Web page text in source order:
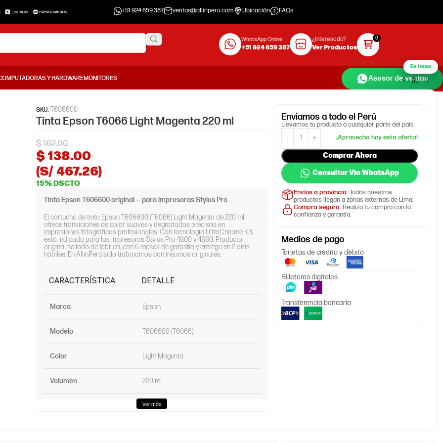
+51 924 659 387 ventas@allinperu.com Ubicación FAQs
WhatsApp Online
+51 924 659 387
¿Interesado?
Ver Productos
Y HARDWAREMONITORES
En línea
Asesor de ventas
SKU:T606600
Tinta Epson T6066 Light Magenta 220 ml
$162.00
$138.00
(S/ 467.26)
15% DSCTO
Tinta Epson T606600 original — para impresoras Stylus Pro
El cartucho de tinta Epson T606600 (T6066) Light Magenta de 220 ml
ofrece transiciones de color suaves y degradados precisos en
impresiones fotográficas profesionales. Con tecnología UltraChrome K3,
está indicado para las impresoras Stylus Pro 4800 y 4880. Producto
original sellado de fábrica, con 6 meses de garantía y entrega en 2 días
hábiles. En AllinPerú solo trabajamos con insumos originales.
CARACTERÍSTICA DETALLE
Marca Epson
Modelo T606600 (T6066)
Color Light Magenta
Volumen 220 ml
UltraChrome K3
Ver más
Enviamosa todo el Perú
Llevamos tu producto a cualquier parte del país
Comprar Ahora
Consultar Via WhatsApp
Envíos a provincia.Todos nuestros
productos llegan a zonas externas de Lima.
Compra segura.Realiza tu compra con la
confianza y garantía.
Medios de pago
Tarjetas de crédito y débito
Billeteras digitales
Transferencia bancaria